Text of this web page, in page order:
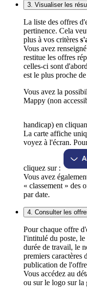
3. Visualiser les
La liste des offres
pertinence. Cela
plus à vos critères
Vous avez
restitue les offres
celles-ci sont
est le plus proche
Vous avez la
Mappy (non
handicap) en
La carte affiche
voyez à l'écran.
cliquez sur :
Vous avez
« classement » des
par date.
4. Consulter les
Pour chaque offre
l'intitulé du poste, le
durée de travail, le
premiers caractères
publication de
Vous accédez au
ou sur le logo sur la